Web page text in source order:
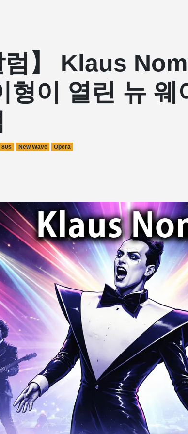
럼】 Klaus
형이 열린 뉴 웨
80s New Wave Opera